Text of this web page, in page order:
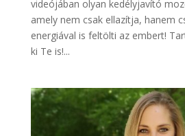
videójában olyan kedélyjavító
amely nem csak ellazítja, hanem
energiával is feltölti az embert!
ki Te is!...